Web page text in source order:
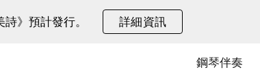
Skip to navigation
》預計發行。 詳細資訊
鋼琴伴奏